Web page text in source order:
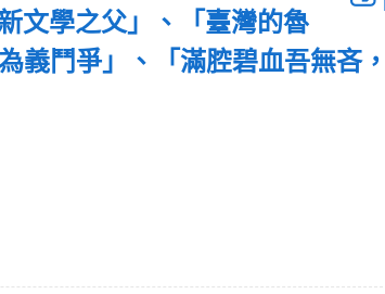
文學之父」、「臺灣的魯
義鬥爭」、「滿腔碧血吾無吝